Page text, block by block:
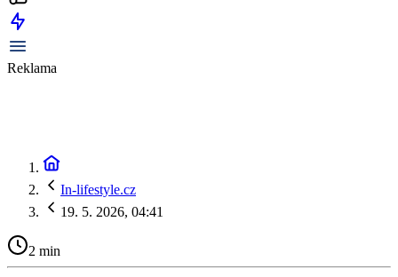
Reklama
In-lifestyle.cz
19. 5. 2026, 04:41
2 min